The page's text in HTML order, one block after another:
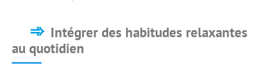
Intégrer des habitudes relaxantes
au quotidien